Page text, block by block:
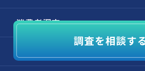
消費者調査